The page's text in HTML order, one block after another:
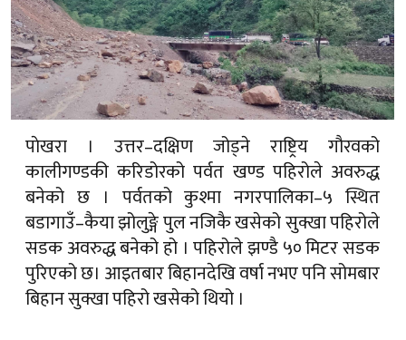
पाेखरा । उत्तर–दक्षिण जोड्ने राष्ट्रिय गौरवको
कालीगण्डकी करिडोरको पर्वत खण्ड पहिरोले अवरुद्ध
बनेको छ । पर्वतको कुश्मा नगरपालिका–५ स्थित
बडागाउँ–कैया झोलुङ्गे पुल नजिकै खसेको सुक्खा पहिरोले
सडक अवरुद्ध बनेको हो । पहिरोले झण्डै ५० मिटर सडक
पुरिएको छ। आइतबार बिहानदेखि वर्षा नभए पनि सोमबार
बिहान सुक्खा पहिरो खसेको थियो ।